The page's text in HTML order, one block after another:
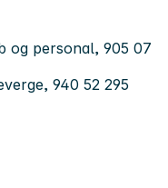
og personal, 905 07
940 52 295